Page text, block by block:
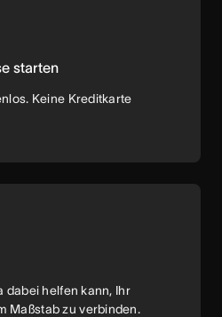
starten
Keine Kreditkarte
dabei helfen kann, Ihr
Maßstab zu verbinden.